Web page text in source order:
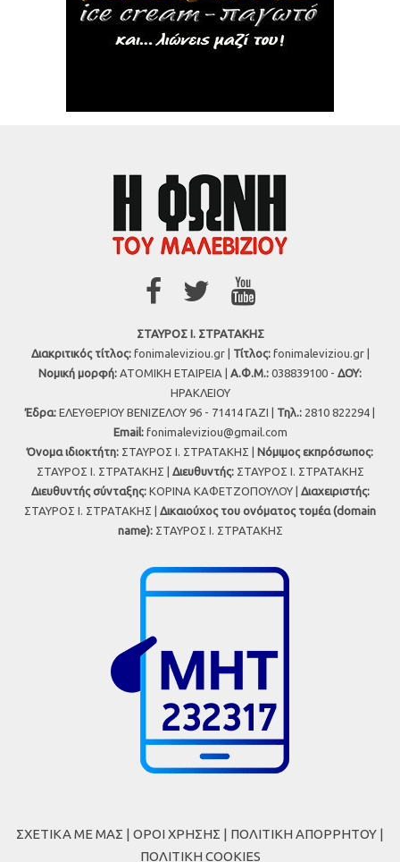
ΣΤΑΥΡΟΣ Ι. ΣΤΡΑΤΑΚΗΣ
Διακριτικός τίτλος:fonimaleviziou.gr | Τίτλος:fonimaleviziou.gr |
Νομική μορφή: ΑΤΟΜΙΚΗ ΕΤΑΙΡΕΙΑ | Α.Φ.Μ.: 038839100 - ΔΟΥ:
ΗΡΑΚΛΕΙΟΥ
Έδρα: ΕΛΕΥΘΕΡΙΟΥ ΒΕΝΙΖΕΛΟΥ 96 - 71414 ΓΑΖΙ | Τηλ.: 2810 822294 |
Εmail: fonimaleviziou@gmail.com
Όνομα ιδιοκτήτη: ΣΤΑΥΡΟΣ Ι. ΣΤΡΑΤΑΚΗΣ | Νόμιμος εκπρόσωπος:
ΣΤΑΥΡΟΣ Ι. ΣΤΡΑΤΑΚΗΣ | Διευθυντής:ΣΤΑΥΡΟΣ Ι. ΣΤΡΑΤΑΚΗΣ
Διευθυντής σύνταξης:ΚΟΡΙΝΑ ΚΑΦΕΤΖΟΠΟΥΛΟΥ | Διαχειριστής:
ΣΤΑΥΡΟΣ Ι. ΣΤΡΑΤΑΚΗΣ | Δικαιούχος του ονόματος τομέα (domain
name):ΣΤΑΥΡΟΣ Ι. ΣΤΡΑΤΑΚΗΣ
ΣΧΕΤΙΚΑ ΜΕ ΜΑΣ | ΟΡΟΙ ΧΡΗΣΗΣ | ΠΟΛΙΤΙΚΗ ΑΠΟΡΡΗΤΟΥ |
ΠΟΛΙΤΙΚΗ COOKIES